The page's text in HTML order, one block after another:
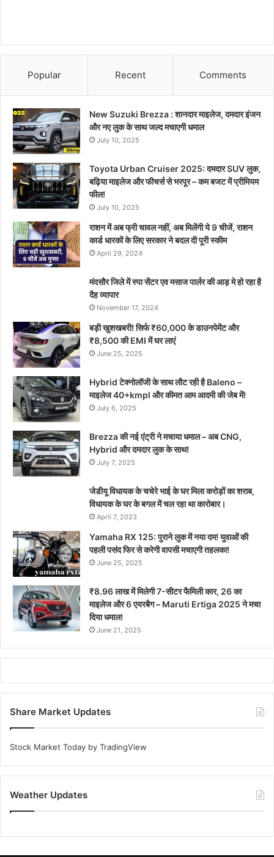
Popular Recent Comments
New Suzuki Brezza : शानदार माइलेज, दमदार इंजन
और नए लुक के साथ जल्द मचाएगी धमाल
July 10, 2025
Toyota Urban Cruiser 2025: दमदार SUV लुक,
बढ़िया माइलेज और फीचर्स से भरपूर – कम बजट में प्रीमियम
फील!
July 10, 2025
राशन में अब फ्री चावल नहीं, अब मिलेंगी ये 9 चीजें, राशन
कार्ड धारकों के लिए सरकार ने बदल दी पूरी स्कीम
April 29, 2024
मंदसौर जिले में स्पा सेंटर एव मसाज पार्लर की आड़ मे हो रहा है
दैह व्यापार
November 17, 2024
बड़ी खुशखबरी! सिर्फ ₹60,000 के डाउनपेमेंट और
₹8,500 की EMI में घर लाएं
June 25, 2025
Hybrid टेक्नोलॉजी के साथ लौट रही है Baleno –
माइलेज 40+kmpl और कीमत आम आदमी की जेब में!
July 6, 2025
Brezza की नई एंट्री ने मचाया धमाल – अब CNG,
Hybrid और दमदार लुक के साथ!
July 7, 2025
जेडीयू विधायक के चचेरे भाई के घर मिला करोड़ों का शराब,
विधायक के घर के बगल में चल रहा था कारोबार।
April 7, 2023
Yamaha RX 125: पुराने लुक में नया दम! युवाओं की
पहली पसंद फिर से करेगी वापसी मचाएगी तहलका!
June 25, 2025
₹8.96 लाख में मिलेगी 7-सीटर फैमिली कार, 26 का
माइलेज और 6 एयरबैग – Maruti Ertiga 2025 ने मचा
दिया धमाल!
June 21, 2025
Share Market Updates
Stock Market Today by TradingView
Weather Updates